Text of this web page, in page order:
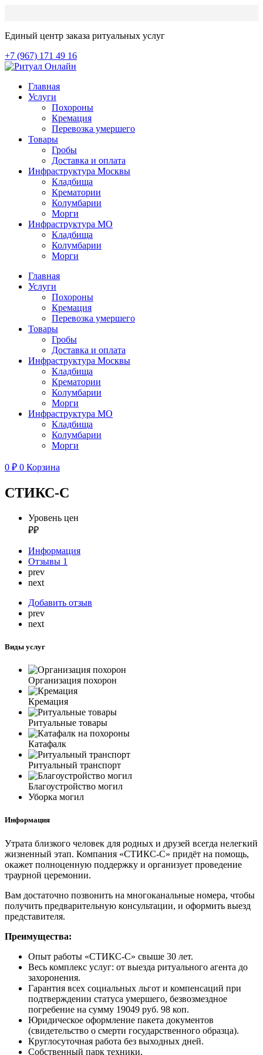
Единый центр заказа ритуальных услуг
+7 (967) 171 49 16
Главная
Услуги
Похороны
Кремация
Перевозка умершего
Товары
Гробы
Доставка и оплата
Инфраструктура Москвы
Кладбища
Крематории
Колумбарии
Морги
Инфраструктура МО
Кладбища
Колумбарии
Морги
Главная
Услуги
Похороны
Кремация
Перевозка умершего
Товары
Гробы
Доставка и оплата
Инфраструктура Москвы
Кладбища
Крематории
Колумбарии
Морги
Инфраструктура МО
Кладбища
Колумбарии
Морги
0 ₽ 0 Корзина
СТИКС-С
Уровень цен
₽₽
Информация
Отзывы 1
prev
next
Добавить отзыв
prev
next
Виды услуг
Организация похорон
Кремация
Ритуальные товары
Катафалк
Ритуальный транспорт
Благоустройство могил
Уборка могил
Информация
Утрата близкого человек для родных и друзей всегда нелегкий
жизненный этап. Компания «СТИКС-С» придёт на помощь,
окажет полноценную поддержку и организует проведение
траурной церемонии.
Вам достаточно позвонить на многоканальные номера, чтобы
получить предварительную консультации, и оформить выезд
представителя.
Преимущества:
Опыт работы «СТИКС-С» свыше 30 лет.
Весь комплекс услуг: от выезда ритуального агента до
захоронения.
Гарантия всех социальных льгот и компенсаций при
подтверждении статуса умершего, безвозмездное
погребение на сумму 19049 руб. 98 коп.
Юридическое оформление пакета документов
(свидетельство о смерти государственного образца).
Круглосуточная работа без выходных дней.
Собственный парк техники.